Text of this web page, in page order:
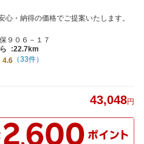
・納得の価格でご提案いたします。
９０６－１７
:22.7km
4.6 （33件）
43,048円